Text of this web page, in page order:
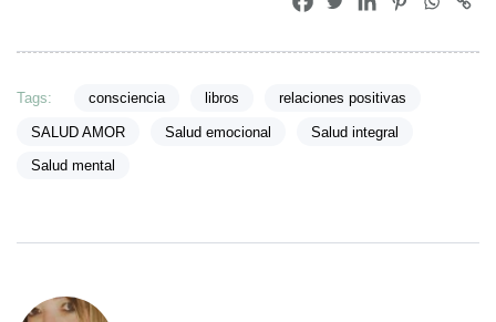
Tags: consciencia libros relaciones positivas
SALUD AMOR Salud emocional Salud integral
Salud mental